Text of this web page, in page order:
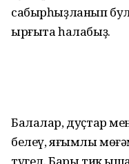
сабырһыҙланып
ырғыта һалабыҙ.
Балалар, дуҫтар
белеү, яғымлы